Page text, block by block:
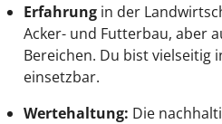
Erfahrung in der
Acker- und Futterbau, aber
Bereichen. Du bist vielseitig
einsetzbar.
Wertehaltung: Die